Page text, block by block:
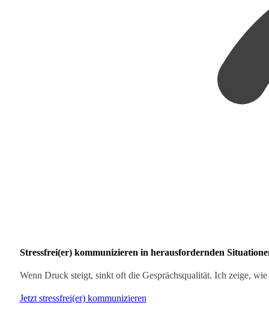
Stressfrei(er) kommunizieren in herausfordernden
Wenn Druck steigt, sinkt oft die Gesprächsqualität. Ich zeige,
Jetzt stressfrei(er) kommunizieren